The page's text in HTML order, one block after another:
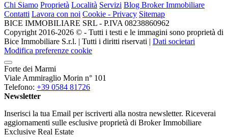
Chi Siamo Proprietà Località Servizi Blog Broker Immobiliare
Contatti Lavora con noi Cookie - Privacy Sitemap
BICE IMMOBILIARE SRL - P.IVA 08238860962
Copyright 2016-2026 ©️ - Tutti i testi e le immagini sono proprietà di
Bice Immobiliare S.r.l. | Tutti i diritti riservati | Dati societari
Modifica preferenze cookie
Forte dei Marmi
Viale Ammiraglio Morin n° 101
Telefono: +39 0584 81726
Newsletter
Inserisci la tua Email per iscriverti alla nostra newsletter. Riceverai
aggiornamenti sulle esclusive proprietà di Broker Immobiliare
Exclusive Real Estate